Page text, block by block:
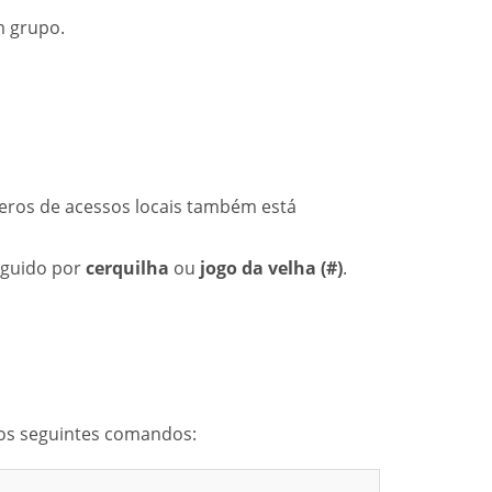
grupo.
de acessos locais também está
porcerquilha ou jogo da velha (#).
seguintes comandos: